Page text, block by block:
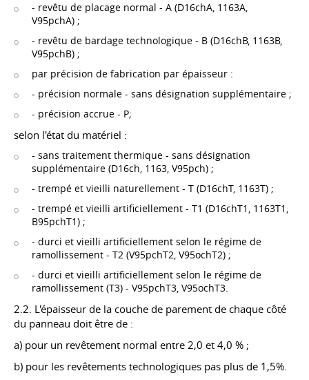
- revêtu de placage normal - A (D16chA, 1163A,
V95pchA) ;
- revêtu de bardage technologique - B (D16chB, 1163B,
V95pchB) ;
par précision de fabrication par épaisseur :
- précision normale - sans désignation supplémentaire ;
- précision accrue - P;
selon l'état du matériel :
- sans traitement thermique - sans désignation
supplémentaire (D16ch, 1163, V95pch) ;
- trempé et vieilli naturellement - T (D16chT, 1163T) ;
- trempé et vieilli artificiellement - T1 (D16chT1, 1163T1,
B95pchT1) ;
- durci et vieilli artificiellement selon le régime de
ramollissement - T2 (V95pchT2, V95ochT2) ;
- durci et vieilli artificiellement selon le régime de
ramollissement (T3) - V95pchT3, V95ochT3.
2.2. L'épaisseur de la couche de parement de chaque côté
du panneau doit être de :
a) pour un revêtement normal entre 2,0 et 4,0 % ;
b) pour les revêtements technologiques pas plus de 1,5%.